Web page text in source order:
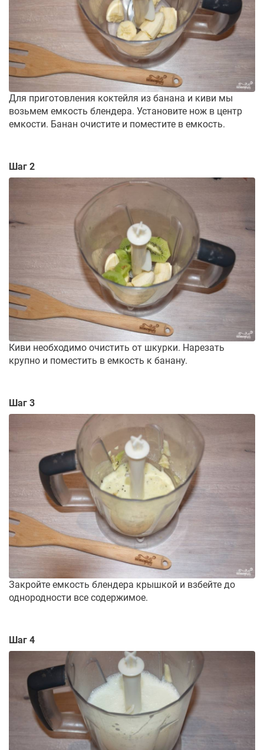
Для приготовления коктейля из банана и киви мы
возьмем емкость блендера. Установите нож в центр
емкости. Банан очистите и поместите в емкость.
Шаг 2
Киви необходимо очистить от шкурки. Нарезать
крупно и поместить в емкость к банану.
Шаг 3
Закройте емкость блендера крышкой и взбейте до
однородности все содержимое.
Шаг 4